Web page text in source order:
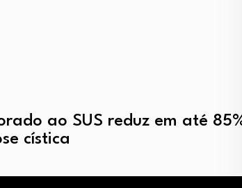
ao SUS reduz em até
cística